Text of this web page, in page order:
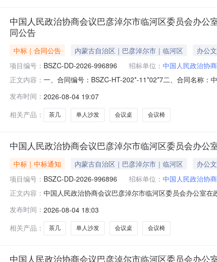
中国人民政治协商会议巴彦淖尔市临河区委员会办
同公告
中标｜合同公告 内蒙古自治区｜巴彦淖尔市｜临河区
办公
项目编号： BSZC-DD-2026-996896 招标单位： 中国人民政治协
正文内容： 一、合同编号：BSZC-HT-202*-11*02*7二、合同名称：
巴彦淖尔市临河区党政大楼联系方式：1*047**1555供应
发布时间： 2026-08-04 19:07
相关产品：
茶几 单人沙发 会议桌 会议椅
中国人民政治协商会议巴彦淖尔市临河区委员会办公
中标｜中标通知 内蒙古自治区｜巴彦淖尔市｜临河区
办公
项目编号： BSZC-DD-2026-996896 招标单位： 中国人民政治协
正文内容： 中国人民政治协商会议巴彦淖尔市临河区委员会办公室
号：临政采计划[2026]02248采购方式：电子卖场（协议
发布时间： 2026-08-04 18:03
相关产品：
茶几 单人沙发 会议桌 会议椅
中国人民政治协商会议巴彦淖尔市临河区委员会办